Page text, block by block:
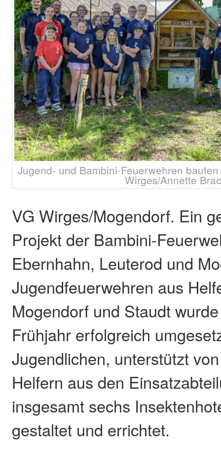
Jugend- und Bambini-Feuerwehren
Wirges/Annette
VG Wirges/Mogendorf. Ein
Projekt der Bambini-
Ebernhahn, Leuterod und
Jugendfeuerwehren aus
Mogendorf und Staudt
Frühjahr erfolgreich
Jugendlichen, unterstützt
Helfern aus den
insgesamt sechs
gestaltet und errichtet.